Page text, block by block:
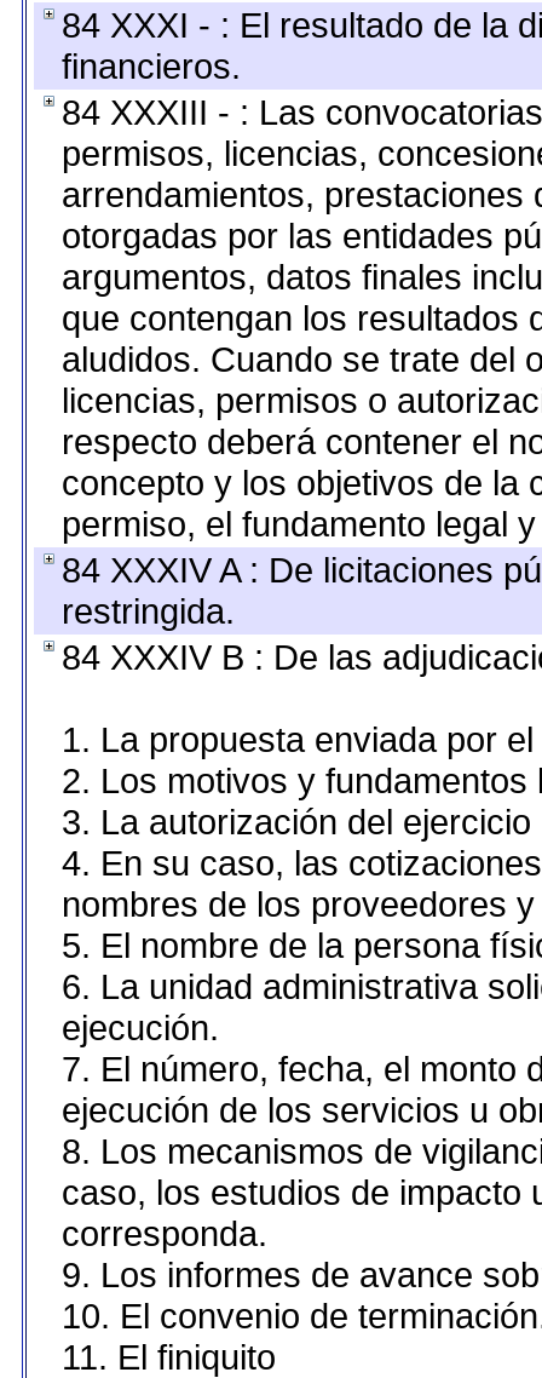
84 XXXI - : El resultado de la
financieros.
84 XXXIII - : Las
permisos, licencias,
arrendamientos,
otorgadas por las entidades
argumentos, datos finales
que contengan los resultados
aludidos. Cuando se trate del
licencias, permisos o
respecto deberá contener el
concepto y los objetivos de la
permiso, el fundamento legal
84 XXXIV A : De licitaciones
restringida.
84 XXXIV B : De las
1. La propuesta enviada por
2. Los motivos y
3. La autorización del
4. En su caso, las
nombres de los proveedores
5. El nombre de la persona
6. La unidad administrativa
ejecución.
7. El número, fecha, el monto
ejecución de los servicios u
8. Los mecanismos de
caso, los estudios de impacto
corresponda.
9. Los informes de avance
10. El convenio de
11. El finiquito